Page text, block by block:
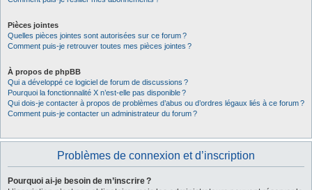
Pièces jointes
Quelles pièces jointes sont autorisées sur ce forum ?
Comment puis-je retrouver toutes mes pièces jointes ?
À propos de phpBB
Qui a développé ce logiciel de forum de discussions ?
Pourquoi la fonctionnalité X n’est-elle pas disponible ?
Qui dois-je contacter à propos de problèmes d’abus ou d’ordres légaux liés à ce forum ?
Comment puis-je contacter un administrateur du forum ?
Problèmes de connexion et d’inscription
Pourquoi ai-je besoin de m’inscrire ?